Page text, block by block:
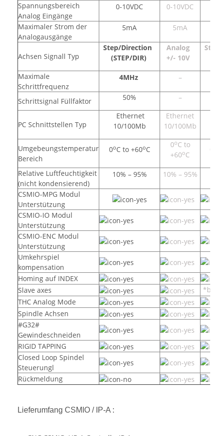
Spannungsbereich
Analog Eingänge
0-10VDC 0-10VDC
Maximaler Strom der
Analogausgänge
5mA 5mA
Achsen Signall Typ
Step/Direction
(STEP/DIR)
Analog
+/- 10V
Maximale
Schrittfrequenz
4MHz –
Schrittsignal Füllfaktor 50% –
PC Schnittstellen Typ
Ethernet
10/100Mb
Ethernet
10/100Mb
Umgebeungstemperatur
Bereich
0oC to +60oC
0oC to
+60oC
Relative Luftfeuchtigkeit
(nicht kondensierend)
10% – 95% 10% – 95%
CSMIO-MPG Modul
Unterstützung
CSMIO-IO Modul
Unterstützung
CSMIO-ENC Modul
Unterstützung
Umkehrspiel
kompensation
Homing auf INDEX
Slave axes
THC Analog Mode
Spindle Achsen
#G32#
Gewindeschneiden
RIGID TAPPING
Closed Loop Spindel
Steuerungl
Rückmeldung
Lieferumfang CSMIO / IP-A :